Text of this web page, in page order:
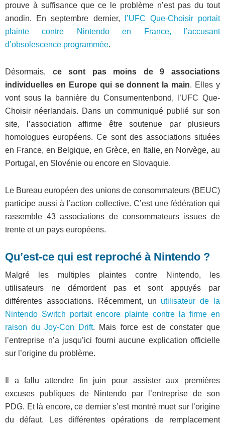
prouve à suffisance que ce le problème n’est pas du tout
anodin. En septembre dernier,
l’UFC Que-Choisir portait
plainte contre Nintendo en France, l’accusant
d’obsolescence programmée.
Désormais, ce sont pas moins de 9 associations
individuelles en Europe qui se donnent la main. Elles y
vont sous la bannière du Consumentenbond, l’UFC Que-
Choisir néerlandais. Dans un communiqué publié sur son
site, l’association affirme être soutenue par plusieurs
homologues européens. Ce sont des associations situées
en France, en Belgique, en Grèce, en Italie, en Norvège, au
Portugal, en Slovénie ou encore en Slovaquie.
Le Bureau européen des unions de consommateurs (BEUC)
participe aussi à l’action collective. C’est une fédération qui
rassemble 43 associations de consommateurs issues de
trente et un pays européens.
Qu’est-ce qui est reproché à Nintendo ?
Malgré les multiples plaintes contre Nintendo, les
utilisateurs ne démordent pas et sont appuyés par
différentes associations. Récemment, un utilisateur de la
Nintendo Switch portait encore plainte contre la firme en
raison du Joy-Con Drift. Mais force est de constater que
l’entreprise n’a jusqu’ici fourni aucune explication officielle
sur l’origine du problème.
Il a fallu attendre fin juin pour assister aux premières
excuses publiques de Nintendo par l’entreprise de son
PDG. Et là encore, ce dernier s’est montré muet sur l’origine
du défaut. Les différentes opérations de remplacement